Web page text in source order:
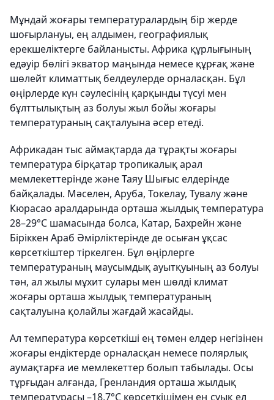
Мұндай жоғары температуралардың бір жерде
шоғырлануы, ең алдымен, географиялық
ерекшеліктерге байланысты. Африка құрлығының
едәуір бөлігі экватор маңында немесе құрғақ және
шөлейт климаттық белдеулерде орналасқан. Бұл
өңірлерде күн сәулесінің қарқынды түсуі мен
бұлттылықтың аз болуы жыл бойы жоғары
температураның сақталуына әсер етеді.
Африкадан тыс аймақтарда да тұрақты жоғары
температура бірқатар тропикалық арал
мемлекеттерінде және Таяу Шығыс елдерінде
байқалады. Мәселен, Аруба, Токелау, Тувалу және
Кюрасао аралдарында орташа жылдық температура
28–29°C шамасында болса, Катар, Бахрейн және
Біріккен Араб Әмірліктерінде де осыған ұқсас
көрсеткіштер тіркелген. Бұл өңірлерге
температураның маусымдық ауытқуының аз болуы
тән, ал жылы мұхит сулары мен шөлді климат
жоғары орташа жылдық температураның
сақталуына қолайлы жағдай жасайды.
Ал температура көрсеткіші ең төмен елдер негізінен
жоғары ендіктерде орналасқан немесе полярлық
аумақтарға ие мемлекеттер болып табылады. Осы
тұрғыдан алғанда, Гренландия орташа жылдық
температурасы –18,7°C көрсеткішімен ең суық ел